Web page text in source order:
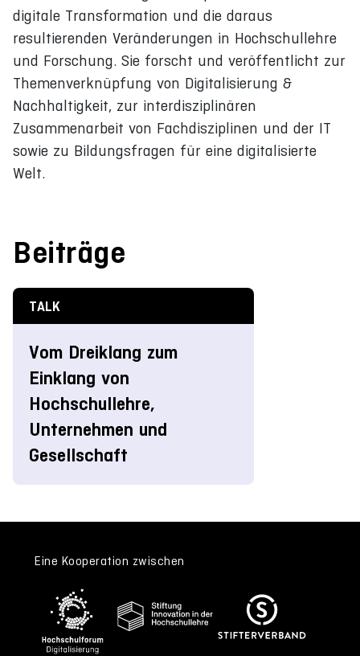
digitale Transformation und die daraus
resultierenden Veränderungen in Hochschullehre
und Forschung. Sie forscht und veröffentlicht zur
Themenverknüpfung von Digitalisierung &
Nachhaltigkeit, zur interdisziplinären
Zusammenarbeit von Fachdisziplinen und der IT
sowie zu Bildungsfragen für eine digitalisierte
Welt.
Beiträge
TALK
Vom Dreiklang zum
Einklang von
Hochschullehre,
Unternehmen und
Gesellschaft
Eine Kooperation zwischen